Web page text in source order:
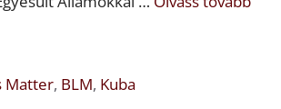
Matter, BLM, Kuba